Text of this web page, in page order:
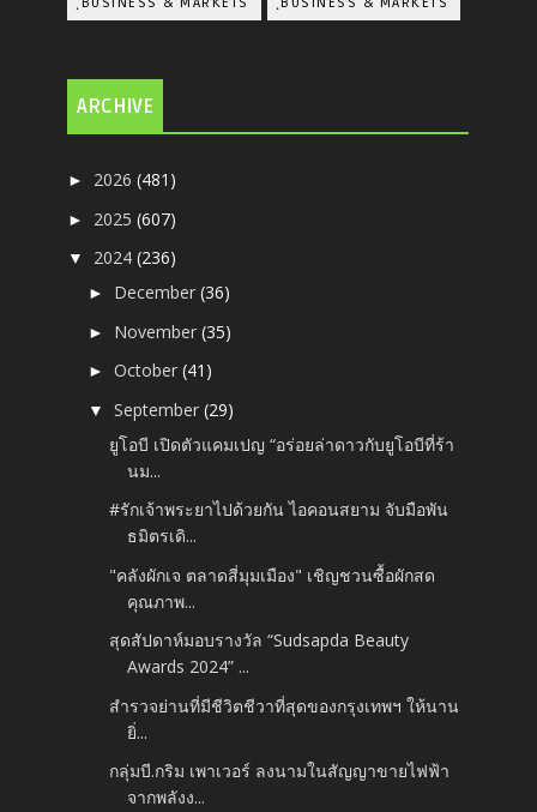
ARCHIVE
► 2026(481)
► 2025(607)
▼ 2024(236)
► December(36)
► November(35)
►October(41)
▼September(29)
ยูโอบี เปิดตัวแคมเปญ “อร่อยล่าดาวกับยูโอบีที่ร้า
นม...
#รักเจ้าพระยาไปด้วยกัน ไอคอนสยาม จับมือพัน
ธมิตรเดิ...
"คลังผักเจ ตลาดสี่มุมเมือง" เชิญชวนซื้อผักสด
คุณภาพ...
สุดสัปดาห์มอบรางวัล “Sudsapda Beauty
Awards 2024” ...
สำรวจย่านที่มีชีวิตชีวาที่สุดของกรุงเทพฯ ให้นาน
ยิ่...
กลุ่มบี.กริม เพาเวอร์ ลงนามในสัญญาขายไฟฟ้า
จากพลังง...